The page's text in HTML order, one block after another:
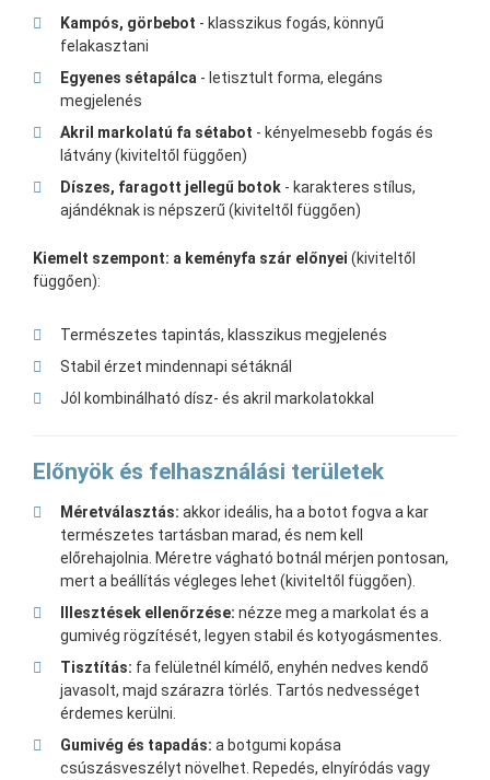
Kampós, görbebot - klasszikus fogás, könnyű
felakasztani
Egyenes sétapálca - letisztult forma, elegáns
megjelenés
Akril markolatú fa sétabot - kényelmesebb fogás és
látvány (kiviteltől függően)
Díszes, faragott jellegű botok - karakteres stílus,
ajándéknak is népszerű (kiviteltől függően)
Kiemelt szempont: a keményfa szár előnyei (kiviteltől
függően):
Természetes tapintás, klasszikus megjelenés
Stabil érzet mindennapi sétáknál
Jól kombinálható dísz- és akril markolatokkal
Előnyök és felhasználási területek
Méretválasztás: akkor ideális, ha a botot fogva a kar
természetes tartásban marad, és nem kell
előrehajolnia. Méretre vágható botnál mérjen pontosan,
mert a beállítás végleges lehet (kiviteltől függően).
Illesztések ellenőrzése: nézze meg a markolat és a
gumivég rögzítését, legyen stabil és kotyogásmentes.
Tisztítás: fa felületnél kímélő, enyhén nedves kendő
javasolt, majd szárazra törlés. Tartós nedvességet
érdemes kerülni.
Gumivég és tapadás: a botgumi kopása
csúszásveszélyt növelhet. Repedés, elnyíródás vagy